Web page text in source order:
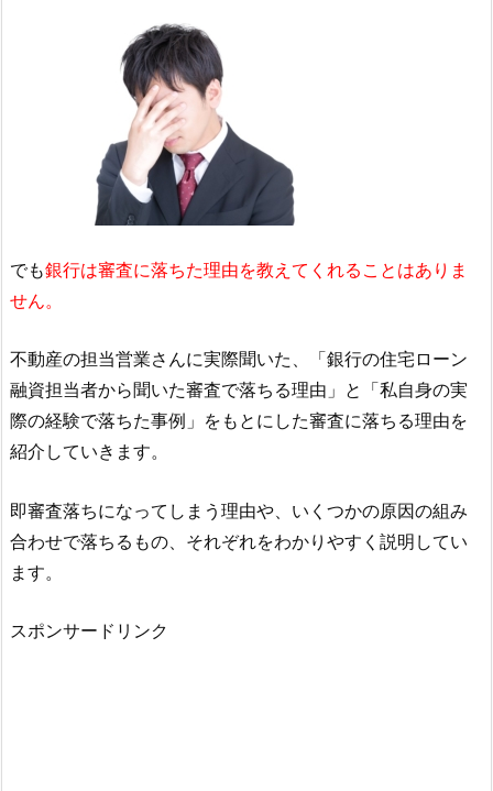
でも銀行は審査に落ちた理由を教えてくれることはありま
せん。
不動産の担当営業さんに実際聞いた、「銀行の住宅ローン
融資担当者から聞いた審査で落ちる理由」と「私自身の実
際の経験で落ちた事例」をもとにした審査に落ちる理由を
紹介していきます。
即審査落ちになってしまう理由や、いくつかの原因の組み
合わせで落ちるもの、それぞれをわかりやすく説明してい
ます。
スポンサードリンク